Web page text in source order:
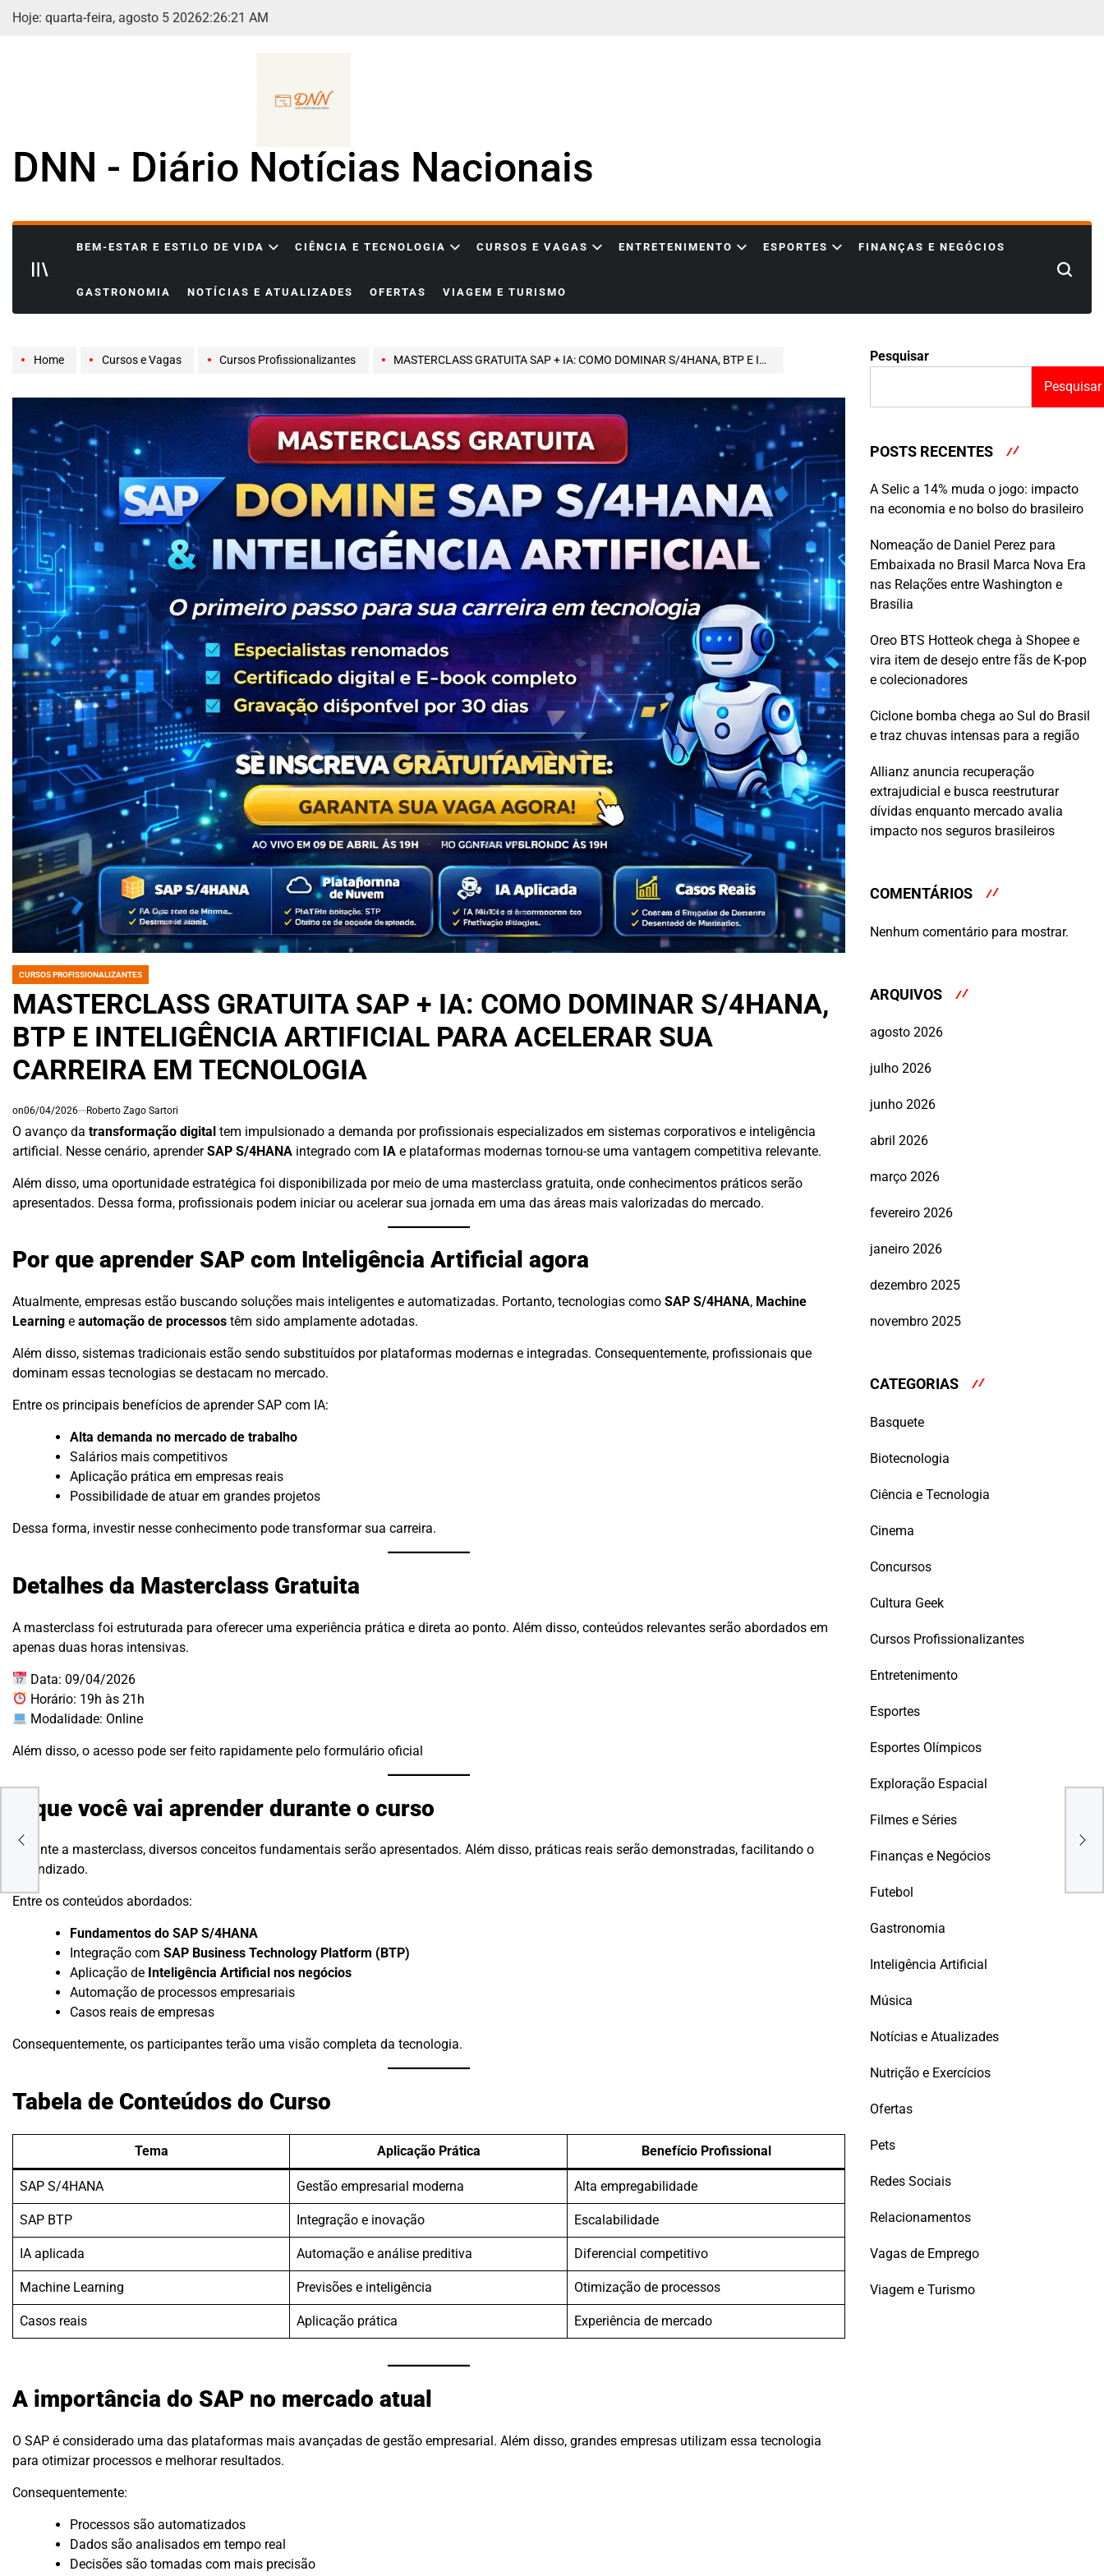
Skip
Hoje: quarta-feira, agosto 5 20262:26:23 AM
DNN - Diário Notícias Nacionais
BEM-ESTAR E ESTILO DE VIDA CIÊNCIA E TECNOLOGIA CURSOS E VAGAS ENTRETENIMENTO ESPORTES FINANÇAS E NEGÓCIOS
GASTRONOMIA NOTÍCIAS E ATUALIZADES OFERTAS VIAGEM E TURISMO
Search
Home Cursos e Vagas Cursos Profissionalizantes MASTERCLASS GRATUITA SAP + IA: COMO DOMINAR S/4HANA, BTP E INTELIGÊNCIA ARTIFICIAL PARA ACELERAR SUA CARREIRA EM TECNOLOGIA
POSTED
CURSOS PROFISSIONALIZANTES
MASTERCLASS GRATUITA SAP + IA: COMO DOMINAR S/4HANA,
BTP E INTELIGÊNCIA ARTIFICIAL PARA ACELERAR SUA
CARREIRA EM TECNOLOGIA
on06/04/2026 Roberto Zago Sartori
O avanço da transformação digital tem impulsionado a demanda por profissionais especializados em sistemas corporativos e inteligência
artificial. Nesse cenário, aprenderSAP S/4HANA integrado com IA e plataformas modernas tornou-se uma vantagem competitiva relevante.
Além disso, uma oportunidade estratégica foi disponibilizada por meio de uma masterclass gratuita, onde conhecimentos práticos serão
apresentados. Dessa forma, profissionais podem iniciar ou acelerar sua jornada em uma das áreas mais valorizadas do mercado.
Por que aprender SAP com Inteligência Artificial agora
Atualmente, empresas estão buscando soluções mais inteligentes e automatizadas. Portanto, tecnologias como SAP S/4HANA, Machine
Learning e automação de processos têm sido amplamente adotadas.
Além disso, sistemas tradicionais estão sendo substituídos por plataformas modernas e integradas. Consequentemente, profissionais que
dominam essas tecnologias se destacam no mercado.
Entre os principais benefícios de aprender SAP com IA:
Alta demanda no mercado de trabalho
Salários mais competitivos
Aplicação prática em empresas reais
Possibilidade de atuar em grandes projetos
Dessa forma, investir nesse conhecimento pode transformar sua carreira.
Detalhes da Masterclass Gratuita
A masterclass foi estruturada para oferecer uma experiência prática e direta ao ponto. Além disso, conteúdos relevantes serão abordados em
apenas duas horas intensivas.
Data: 09/04/2026
Horário: 19h às 21h
Modalidade: Online
Além disso, o acesso pode ser feito rapidamente pelo formulário oficial
O que você vai aprender durante o curso
Durante a masterclass, diversos conceitos fundamentais serão apresentados. Além disso, práticas reais serão demonstradas, facilitando o
aprendizado.
Entre os conteúdos abordados:
Fundamentos do SAP S/4HANA
Integração com SAP Business Technology Platform (BTP)
Aplicação de Inteligência Artificial nos negócios
Automação de processos empresariais
Casos reais de empresas
Consequentemente, os participantes terão uma visão completa da tecnologia.
Tabela de Conteúdos do Curso
Tema Aplicação Prática Benefício Profissional
SAP S/4HANA Gestão empresarial moderna Alta empregabilidade
SAP BTP Integração e inovação Escalabilidade
IA aplicada Automação e análise preditiva Diferencial competitivo
Machine Learning Previsões e inteligência Otimização de processos
Casos reais Aplicação prática Experiência de mercado
A importância do SAP no mercado atual
O SAP é considerado uma das plataformas mais avançadas de gestão empresarial. Além disso, grandes empresas utilizam essa tecnologia
para otimizar processos e melhorar resultados.
Consequentemente:
Processos são automatizados
Dados são analisados em tempo real
Decisões são tomadas com mais precisão
Pesquisar
Pesquisar
POSTS RECENTES
A Selic a 14% muda o jogo: impacto
na economia e no bolso do brasileiro
Nomeação de Daniel Perez para
Embaixada no Brasil Marca Nova Era
nas Relações entre Washington e
Brasília
Oreo BTS Hotteok chega à Shopee e
vira item de desejo entre fãs de K-pop
e colecionadores
Ciclone bomba chega ao Sul do Brasil
e traz chuvas intensas para a região
Allianz anuncia recuperação
extrajudicial e busca reestruturar
dívidas enquanto mercado avalia
impacto nos seguros brasileiros
COMENTÁRIOS
Nenhum comentário para mostrar.
ARQUIVOS
agosto 2026
julho 2026
junho 2026
abril 2026
março 2026
fevereiro 2026
janeiro 2026
dezembro 2025
novembro 2025
CATEGORIAS
Basquete
Biotecnologia
Ciência e Tecnologia
Cinema
Concursos
Cultura Geek
Cursos Profissionalizantes
Entretenimento
Esportes
Esportes Olímpicos
Exploração Espacial
Filmes e Séries
Finanças e Negócios
Futebol
Gastronomia
Inteligência Artificial
Música
Notícias e Atualizades
Nutrição e Exercícios
Ofertas
Pets
Redes Sociais
Relacionamentos
Vagas de Emprego
Viagem e Turismo